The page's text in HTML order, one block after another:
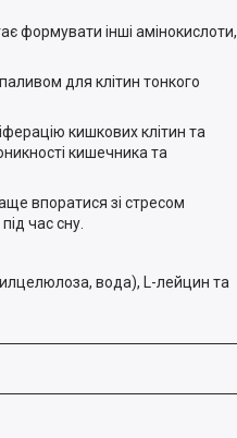
формувати інші амінокислоти,
для клітин тонкого
кишкових клітин та
кишечника та
впоратися зі стресом
час сну.
вода), L-лейцин та